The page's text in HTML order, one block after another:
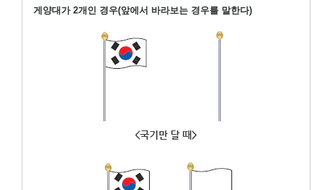
게양대가 2개인 경우(앞에서 바라보는 경우를 말한다)